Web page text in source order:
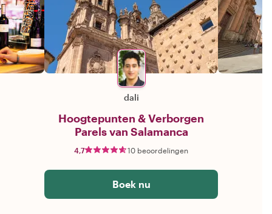
dali
Hoogtepunten & Verborgen
Parels van Salamanca
4,7 10 beoordelingen
Boek nu